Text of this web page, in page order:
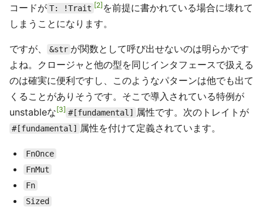
コードが T: !Trait 2 を前提に書かれている場合に壊れて
しまうことになります。
ですが、 &str が関数として呼び出せないのは明らかです
よね。クロージャと他の型を同じインタフェースで扱える
のは確実に便利ですし、このようなパターンは他でも出て
くることがありそうです。そこで導入されている特例が
unstableな 3 #[fundamental] 属性です。次のトレイトが
#[fundamental] 属性を付けて定義されています。
FnOnce
FnMut
Fn
Sized